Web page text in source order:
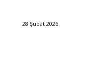
28 Şubat 2026